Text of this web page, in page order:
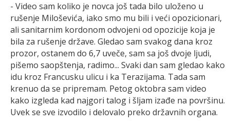
- Video sam koliko je novca još tada bilo uloženo u
rušenje Miloševića, iako smo mu bili i veći opozicionari,
ali sanitarnim kordonom odvojeni od opozicije koja je
bila za rušenje države. Gledao sam svakog dana kroz
prozor, ostanem do 6,7 uveče, sam sa još dvoje ljudi,
pišemo saopštenja, radimo... Svaki dan sam gledao kako
idu kroz Francusku ulicu i ka Terazijama. Tada sam
krenuo da se pripremam. Petog oktobra sam video
kako izgleda kad najgori talog i šljam izađe na površinu.
Uvek se sve izvodilo i delovalo preko državnih organa.